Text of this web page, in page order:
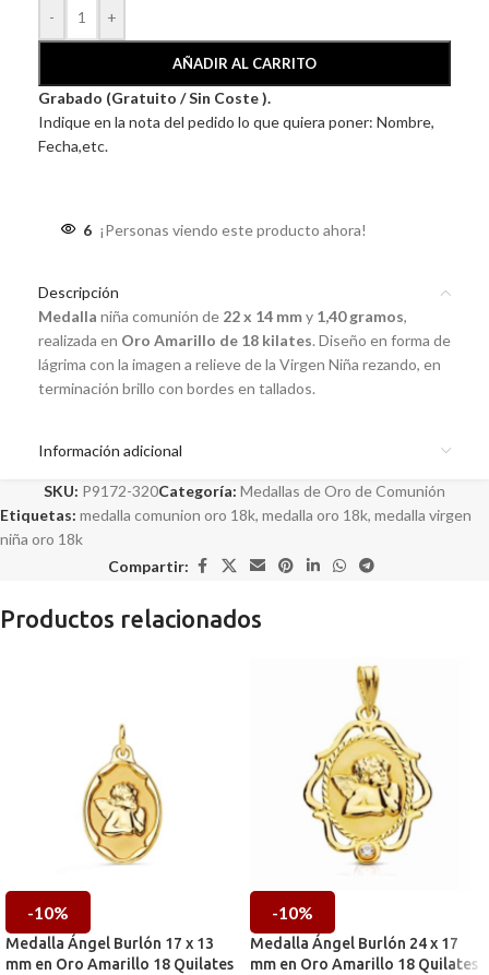
-
+
AÑADIR AL CARRITO
Grabado (Gratuito / Sin Coste ).
Indique en la nota del pedido lo que quiera poner: Nombre,
Fecha,etc.
6 ¡Personas viendo este producto ahora!
Descripción
Medalla niña comunión de 22 x 14 mmy 1,40 gramos,
realizada en Oro Amarillo de 18 kilates. Diseño en forma de
lágrima con la imagen a relieve de la Virgen Niña rezando, en
terminación brillo con bordes en tallados.
Información adicional
SKU: P9172-320Categoría: Medallas de Oro de Comunión
Etiquetas: medalla comunion oro 18k, medalla oro 18k, medalla virgen
niña oro 18k
Compartir:
Productos relacionados
-10%
Medalla Ángel Burlón 17 x 13
mm en Oro Amarillo 18 Quilates
-10%
Medalla Ángel Burlón 24 x 17
mm en Oro Amarillo 18 Quilates